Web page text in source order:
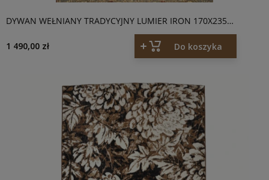
DYWAN WEŁNIANY TRADYCYJNY LUMIER IRON 170X235
1 490,00 zł
Do koszyka